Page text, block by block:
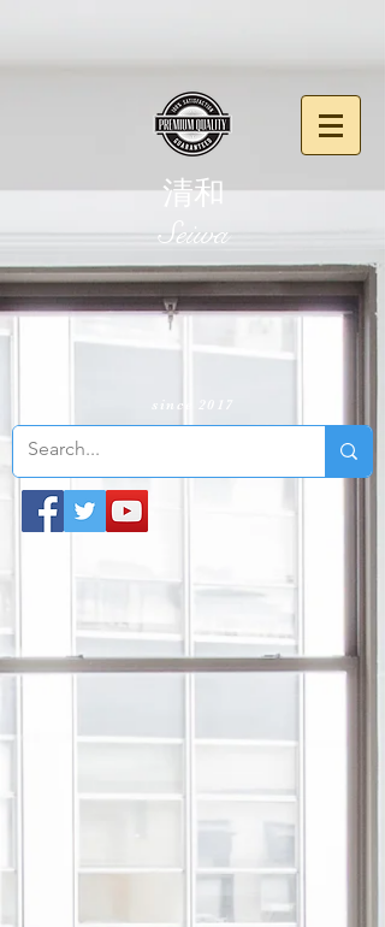
清和
​Seiwa
since 2017